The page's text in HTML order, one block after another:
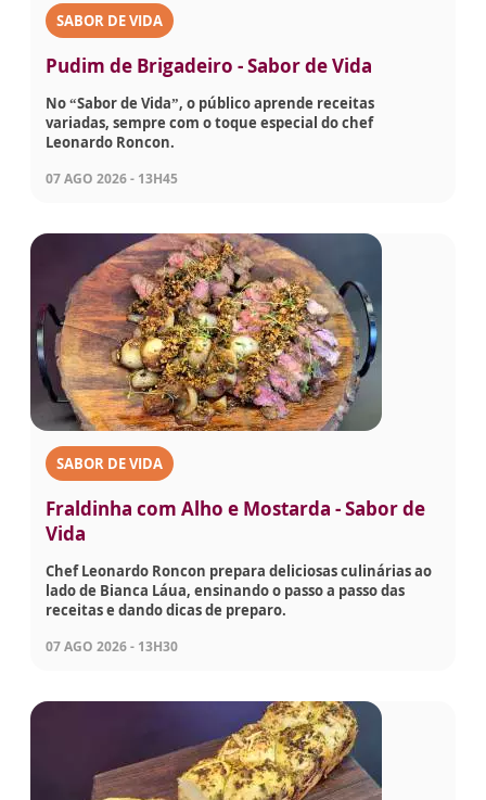
SABOR DE VIDA
Pudim de Brigadeiro - Sabor de Vida
No “Sabor de Vida”, o público aprende receitas
variadas, sempre com o toque especial do chef
Leonardo Roncon.
07 AGO 2026 - 13H45
SABOR DE VIDA
Fraldinha com Alho e Mostarda - Sabor de
Vida
Chef Leonardo Roncon prepara deliciosas culinárias ao
lado de Bianca Láua, ensinando o passo a passo das
receitas e dando dicas de preparo.
07 AGO 2026 - 13H30